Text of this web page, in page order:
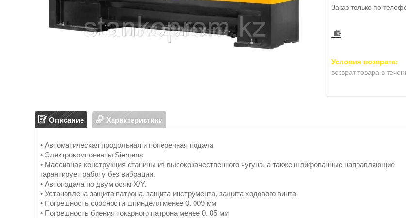
Заказ только по
возврат товара в
Описание Характеристики
• Автоматическая продольная и поперечная подача
• Электрокомпоненты Siemens
• Массивная конструкция станины из высококачественного чугуна, а также шлифованные направляющие
гарантирует работу без вибрации.
• Автоподача по двум осям X/Y.
• Установлена защита патрона, защита инструмента, защита ходового винта
• Погрешность соосности шпинделя менее 0. 009 мм
• Погрешность биения токарного патрона менее 0. 05 мм